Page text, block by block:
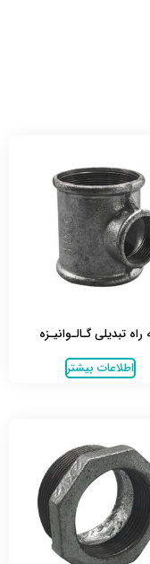
تبدیلی گـالـوانیـزه
اطلاعات بیشتر